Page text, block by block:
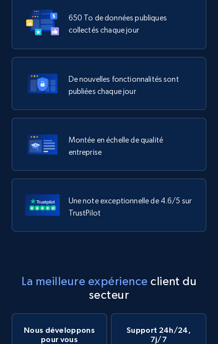
650 To de données publiques
collectés chaque jour
De nouvelles fonctionnalités sont
publiées chaque jour
Montée en échelle de qualité
entreprise
Une note exceptionnelle de 4.6/5 sur
TrustPilot
La meilleure expérience client du
secteur
Nous développons
pour vous
Support 24h/24,
7j/7